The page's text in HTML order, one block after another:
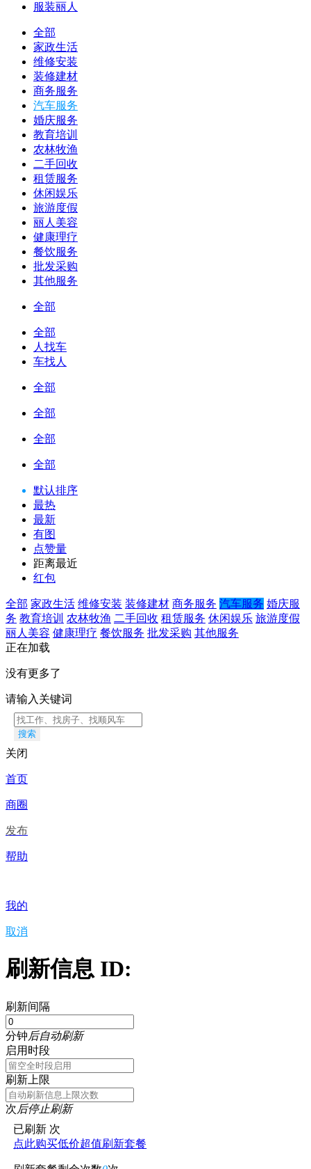
服装丽人
全部
家政生活
维修安装
装修建材
商务服务
汽车服务
婚庆服务
教育培训
农林牧渔
二手回收
租赁服务
休闲娱乐
旅游度假
丽人美容
健康理疗
餐饮服务
批发采购
其他服务
全部
全部
人找车
车找人
全部
全部
全部
全部
默认排序
最热
最新
有图
点赞量
距离最近
红包
全部 家政生活 维修安装 装修建材 商务服务 汽车服务 婚庆服
务 教育培训 农林牧渔 二手回收 租赁服务 休闲娱乐 旅游度假
丽人美容 健康理疗 餐饮服务 批发采购 其他服务
正在加载
没有更多了
请输入关键词
搜索
关闭
首页
商圈
发布
帮助
我的
取消
刷新信息 ID:
刷新间隔
分钟后自动刷新
启用时段
刷新上限
次后停止刷新
已刷新 次
点此购买低价超值刷新套餐